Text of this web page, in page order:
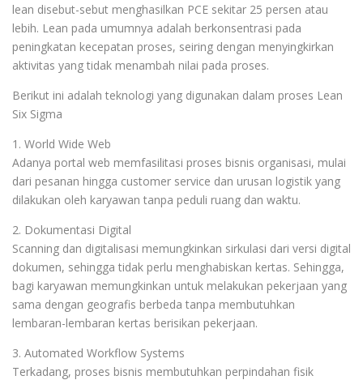
lean disebut-sebut menghasilkan PCE sekitar 25 persen atau
lebih. Lean pada umumnya adalah berkonsentrasi pada
peningkatan kecepatan proses, seiring dengan menyingkirkan
aktivitas yang tidak menambah nilai pada proses.
Berikut ini adalah teknologi yang digunakan dalam proses Lean
Six Sigma
1. World Wide Web
Adanya portal web memfasilitasi proses bisnis organisasi, mulai
dari pesanan hingga customer service dan urusan logistik yang
dilakukan oleh karyawan tanpa peduli ruang dan waktu.
2. Dokumentasi Digital
Scanning dan digitalisasi memungkinkan sirkulasi dari versi digital
dokumen, sehingga tidak perlu menghabiskan kertas. Sehingga,
bagi karyawan memungkinkan untuk melakukan pekerjaan yang
sama dengan geografis berbeda tanpa membutuhkan
lembaran-lembaran kertas berisikan pekerjaan.
3. Automated Workflow Systems
Terkadang, proses bisnis membutuhkan perpindahan fisik